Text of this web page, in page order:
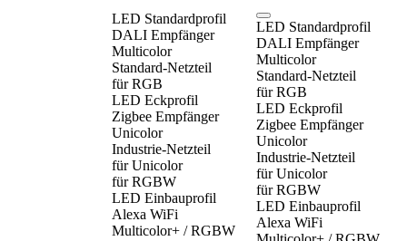
LED Standardprofil
DALI Empfänger
Multicolor
Standard-Netzteil
für RGB
LED Eckprofil
Zigbee Empfänger
Unicolor
Industrie-Netzteil
für Unicolor
für RGBW
LED Einbauprofil
Alexa WiFi
Multicolor+ / RGBW
LED Standardprofil
DALI Empfänger
Multicolor
Standard-Netzteil
für RGB
LED Eckprofil
Zigbee Empfänger
Unicolor
Industrie-Netzteil
für Unicolor
für RGBW
LED Einbauprofil
Alexa WiFi